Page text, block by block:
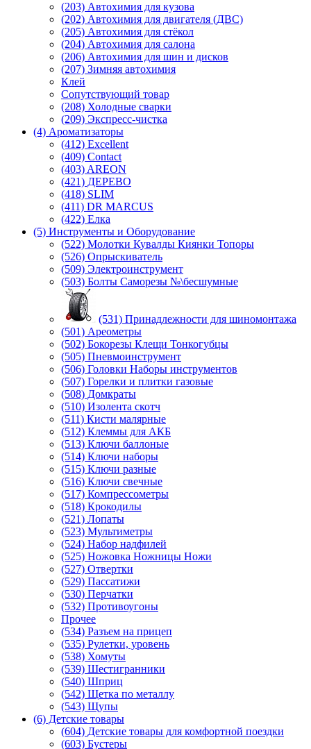
(203) Автохимия для кузова
(202) Автохимия для двигателя (ДВС)
(205) Автохимия для стёкол
(204) Автохимия для салона
(206) Автохимия для шин и дисков
(207) Зимняя автохимия
Клей
Сопутствующий товар
(208) Холодные сварки
(209) Экспреcс-чистка
(4) Ароматизаторы
(412) Excellent
(409) Contact
(403) AREON
(421) ДЕРЕВО
(418) SLIM
(411) DR MARCUS
(422) Елка
(5) Инструменты и Оборудование
(522) Молотки Кувалды Киянки Топоры
(526) Опрыскиватель
(509) Электроинструмент
(503) Болты Саморезы №\бесшумные
(531) Принадлежности для шиномонтажа
(501) Ареометры
(502) Бокорезы Клещи Тонкогубцы
(505) Пневмоинструмент
(506) Головки Наборы инструментов
(507) Горелки и плитки газовые
(508) Домкраты
(510) Изолента скотч
(511) Кисти малярные
(512) Клеммы для АКБ
(513) Ключи баллоные
(514) Ключи наборы
(515) Ключи разные
(516) Ключи свечные
(517) Компрессометры
(518) Крокодилы
(521) Лопаты
(523) Мультиметры
(524) Набор надфилей
(525) Ножовка Ножницы Ножи
(527) Отвертки
(529) Пассатижи
(530) Перчатки
(532) Противоугоны
Прочее
(534) Разъем на прицеп
(535) Рулетки, уровень
(538) Хомуты
(539) Шестигранники
(540) Шприц
(542) Щетка по металлу
(543) Щупы
(6) Детские товары
(604) Детские товары для комфортной поездки
(603) Бустеры